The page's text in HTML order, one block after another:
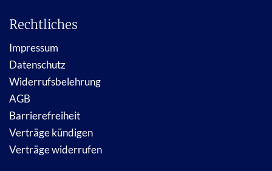
Rechtliches
Impressum
Datenschutz
Widerrufsbelehrung
AGB
Barrierefreiheit
Verträge kündigen
Verträge widerrufen